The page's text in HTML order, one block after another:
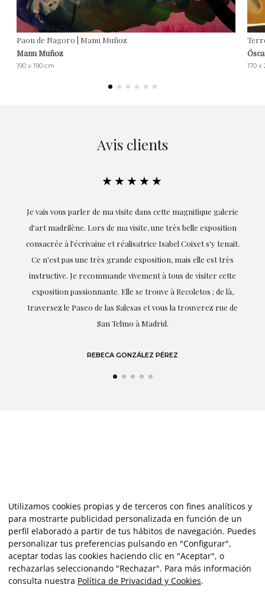
Paon de Nagoro | Manu Muñoz
Manu Muñoz
190 x 190 cm 170 x
Avis clients
galerie
exposition
s'y tenait.
elle est très
visiter cette
; de là,
rue de
★★★★★
Exceptionnelle. Maria m'a accompagnée à chaque
réalisation de ce travail et, dès le début, elle a
goûts et mes besoins ; sa proximité, son empathie et
professionnalisme ont été présents à chaque
soulignant (bien sûr) son amour et sa connaissance
dont elle parle : l'art.
LAURA GUTIÉRREZ
Utilizamos cookies propias y de terceros con fines analíticos y
para mostrarte publicidad personalizada en función de un
perfil elaborado a partir de tus hábitos de navegación. Puedes
personalizar tus preferencias pulsando en "Configurar",
aceptar todas las cookies haciendo clic en "Aceptar", o
rechazarlas seleccionando "Rechazar". Para más información
consulta nuestra Política de Privacidad y Cookies.